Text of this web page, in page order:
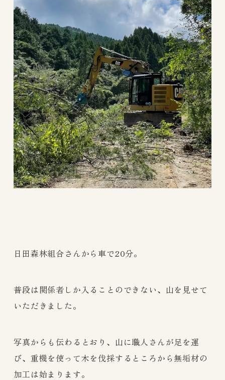
日田森林組合さんから車で20分。
普段は関係者しか入ることのできない、山を見せて
いただきました。
写真からも伝わるとおり、山に職人さんが足を運
び、重機を使って木を伐採するところから無垢材の
加工は始まります。